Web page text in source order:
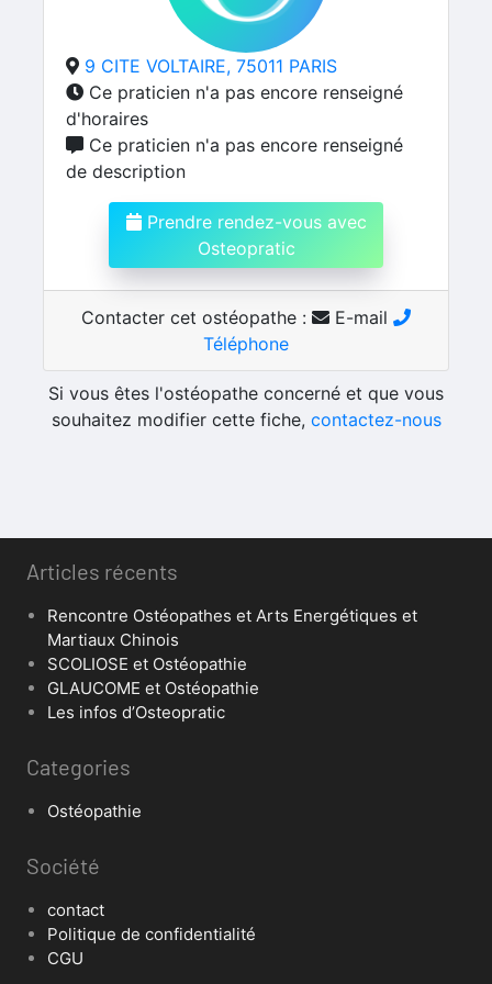
9 CITE VOLTAIRE, 75011 PARIS
Ce praticien n'a pas encore renseigné
d'horaires
Ce praticien n'a pas encore renseigné
de description
Prendre rendez-vous avec
Osteopratic
Contacter cet ostéopathe :
E-mail
Téléphone
Si vous êtes l'ostéopathe concerné et que vous
souhaitez modifier cette fiche, contactez-nous
Articles récents
Rencontre Ostéopathes et Arts Energétiques et
Martiaux Chinois
SCOLIOSE et Ostéopathie
GLAUCOME et Ostéopathie
Les infos d’Osteopratic
Categories
Ostéopathie
Société
contact
Politique de confidentialité
CGU